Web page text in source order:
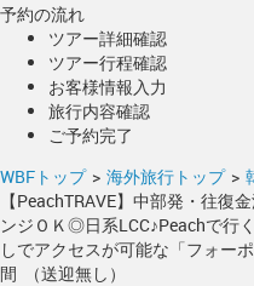
予約の流れ
ツアー詳細確認
ツアー行程確認
お客様情報入力
旅行内容確認
ご予約完了
WBFトップ > 海外旅行トップ >
【PeachTRAVE】中部発・往復
ンジＯＫ◎日系LCC♪Peachで行
しでアクセスが可能な「フォー
間 （送迎無し）